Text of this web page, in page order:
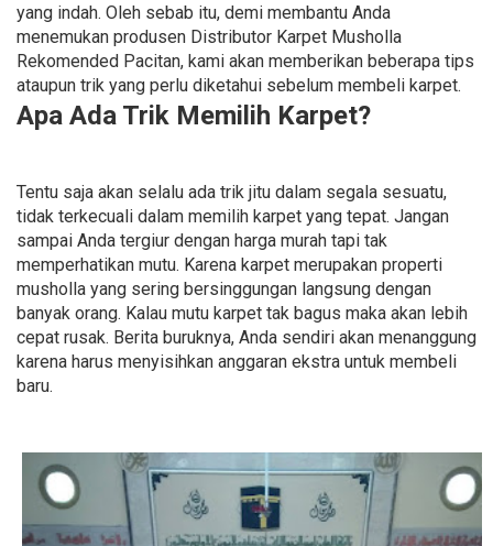
yang indah. Oleh sebab itu, demi membantu Anda
menemukan produsen Distributor Karpet Musholla
Rekomended Pacitan, kami akan memberikan beberapa tips
ataupun trik yang perlu diketahui sebelum membeli karpet.
Apa Ada Trik Memilih Karpet?
Tentu saja akan selalu ada trik jitu dalam segala sesuatu,
tidak terkecuali dalam memilih karpet yang tepat. Jangan
sampai Anda tergiur dengan harga murah tapi tak
memperhatikan mutu. Karena karpet merupakan properti
musholla yang sering bersinggungan langsung dengan
banyak orang. Kalau mutu karpet tak bagus maka akan lebih
cepat rusak. Berita buruknya, Anda sendiri akan menanggung
karena harus menyisihkan anggaran ekstra untuk membeli
baru.